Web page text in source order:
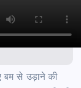
बम से उड़ाने की